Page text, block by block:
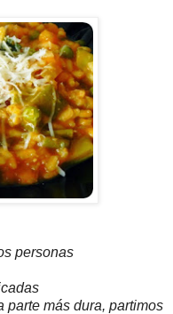
personas
parte más dura, partimos